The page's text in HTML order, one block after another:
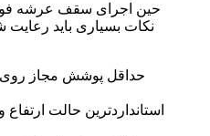
حین اجرای سقف عرشه
نکات بسیاری باید رعایت